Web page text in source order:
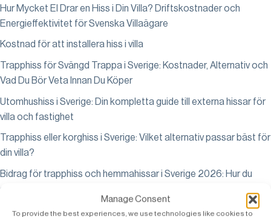
Manage Consent
To provide the best experiences, we use technologies like cookies to
Hur Mycket El Drar en Hiss i Din Villa? Driftskostnader och
Energieffektivitet för Svenska Villaägare
Kostnad för att installera hiss i villa
Trapphiss för Svängd Trappa i Sverige: Kostnader, Alternativ och
Vad Du Bör Veta Innan Du Köper
Utomhushiss i Sverige: Din kompletta guide till externa hissar för
villa och fastighet
Trapphiss eller korghiss i Sverige: Vilket alternativ passar bäst för
din villa?
Bidrag för trapphiss och hemmahissar i Sverige 2026: Hur du
ansöker om bostadsanpassningsbidrag och annan finansiering
Handikapphiss för Hemmet: Din Kompletta Guide till